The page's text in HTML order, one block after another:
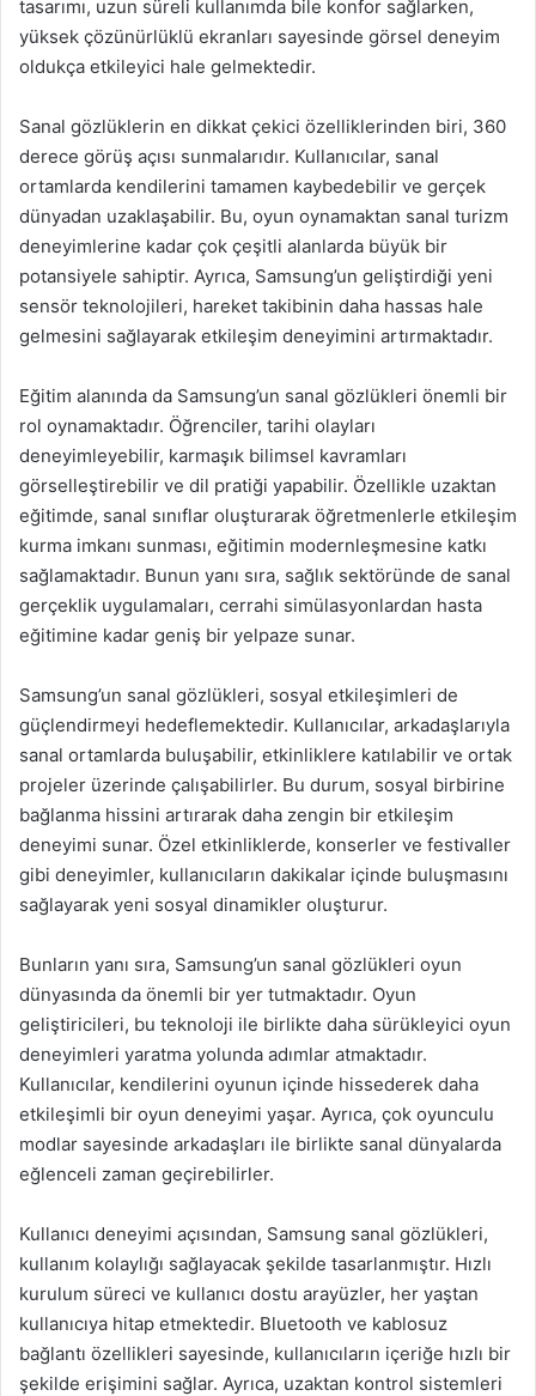
tasarımı, uzun süreli kullanımda bile konfor sağlarken,
yüksek çözünürlüklü ekranları sayesinde görsel deneyim
oldukça etkileyici hale gelmektedir.
Sanal gözlüklerin en dikkat çekici özelliklerinden biri, 360
derece görüş açısı sunmalarıdır. Kullanıcılar, sanal
ortamlarda kendilerini tamamen kaybedebilir ve gerçek
dünyadan uzaklaşabilir. Bu, oyun oynamaktan sanal turizm
deneyimlerine kadar çok çeşitli alanlarda büyük bir
potansiyele sahiptir. Ayrıca, Samsung’un geliştirdiği yeni
sensör teknolojileri, hareket takibinin daha hassas hale
gelmesini sağlayarak etkileşim deneyimini artırmaktadır.
Eğitim alanında da Samsung’un sanal gözlükleri önemli bir
rol oynamaktadır. Öğrenciler, tarihi olayları
deneyimleyebilir, karmaşık bilimsel kavramları
görselleştirebilir ve dil pratiği yapabilir. Özellikle uzaktan
eğitimde, sanal sınıflar oluşturarak öğretmenlerle etkileşim
kurma imkanı sunması, eğitimin modernleşmesine katkı
sağlamaktadır. Bunun yanı sıra, sağlık sektöründe de sanal
gerçeklik uygulamaları, cerrahi simülasyonlardan hasta
eğitimine kadar geniş bir yelpaze sunar.
Samsung’un sanal gözlükleri, sosyal etkileşimleri de
güçlendirmeyi hedeflemektedir. Kullanıcılar, arkadaşlarıyla
sanal ortamlarda buluşabilir, etkinliklere katılabilir ve ortak
projeler üzerinde çalışabilirler. Bu durum, sosyal birbirine
bağlanma hissini artırarak daha zengin bir etkileşim
deneyimi sunar. Özel etkinliklerde, konserler ve festivaller
gibi deneyimler, kullanıcıların dakikalar içinde buluşmasını
sağlayarak yeni sosyal dinamikler oluşturur.
Bunların yanı sıra, Samsung’un sanal gözlükleri oyun
dünyasında da önemli bir yer tutmaktadır. Oyun
geliştiricileri, bu teknoloji ile birlikte daha sürükleyici oyun
deneyimleri yaratma yolunda adımlar atmaktadır.
Kullanıcılar, kendilerini oyunun içinde hissederek daha
etkileşimli bir oyun deneyimi yaşar. Ayrıca, çok oyunculu
modlar sayesinde arkadaşları ile birlikte sanal dünyalarda
eğlenceli zaman geçirebilirler.
Kullanıcı deneyimi açısından, Samsung sanal gözlükleri,
kullanım kolaylığı sağlayacak şekilde tasarlanmıştır. Hızlı
kurulum süreci ve kullanıcı dostu arayüzler, her yaştan
kullanıcıya hitap etmektedir. Bluetooth ve kablosuz
bağlantı özellikleri sayesinde, kullanıcıların içeriğe hızlı bir
şekilde erişimini sağlar. Ayrıca, uzaktan kontrol sistemleri